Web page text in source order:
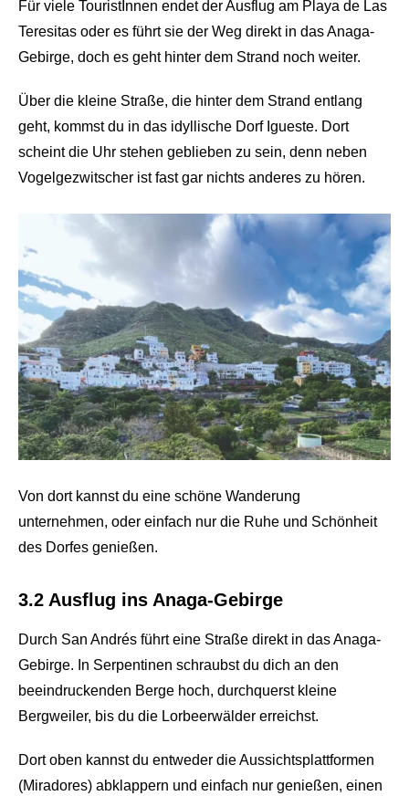
Für viele TouristInnen endet der Ausflug am Playa de Las
Teresitas oder es führt sie der Weg direkt in das Anaga-
Gebirge, doch es geht hinter dem Strand noch weiter.
Über die kleine Straße, die hinter dem Strand entlang
geht, kommst du in das idyllische Dorf Igueste. Dort
scheint die Uhr stehen geblieben zu sein, denn neben
Vogelgezwitscher ist fast gar nichts anderes zu hören.
Von dort kannst du eine schöne Wanderung
unternehmen, oder einfach nur die Ruhe und Schönheit
des Dorfes genießen.
3.2 Ausflug ins Anaga-Gebirge
Durch San Andrés führt eine Straße direkt in das Anaga-
Gebirge. In Serpentinen schraubst du dich an den
beeindruckenden Berge hoch, durchquerst kleine
Bergweiler, bis du die Lorbeerwälder erreichst.
Dort oben kannst du entweder die Aussichtsplattformen
(Miradores) abklappern und einfach nur genießen, einen